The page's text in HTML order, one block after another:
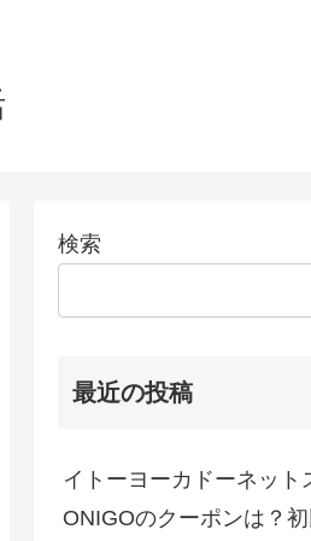
検索
最近の投稿
イトーヨーカドーネット
ONIGOのクーポンは？初